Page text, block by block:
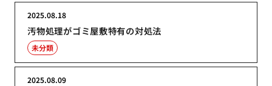
汚物処理がゴミ屋敷特有の対処法
2025.08.18
未分類
2025.08.09